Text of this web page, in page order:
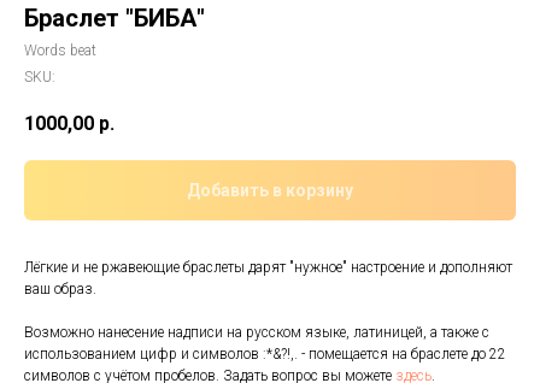
Браслет "БИБА"
Words beat
SKU:
1000,00 р.
Добавить в корзину
Лёгкие и не ржавеющие браслеты дарят "нужное" настроение и дополняют
ваш образ.
Возможно нанесение надписи на русском языке, латиницей, а также с
использованием цифр и символов :*&?!,. - помещается на браслете до 22
символов с учётом пробелов. Задать вопрос вы можете здесь.